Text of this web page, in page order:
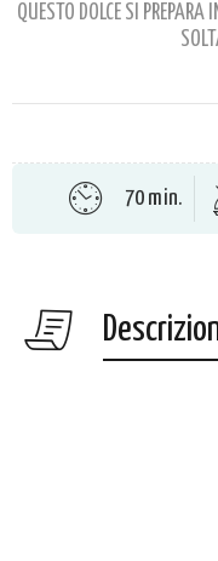
QUESTO DOLCE SI
70 min.